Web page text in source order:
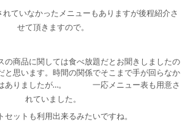
ていなかったメニューもありますが後程紹介さ
せて頂きますので。
の商品に関しては食べ放題だとお聞きしましたの
と思います。時間の関係でそこまで手が回らなか
ありましたが…。
一応メニュー表も用意さ
れていました。
セットも利用出来るみたいですね。